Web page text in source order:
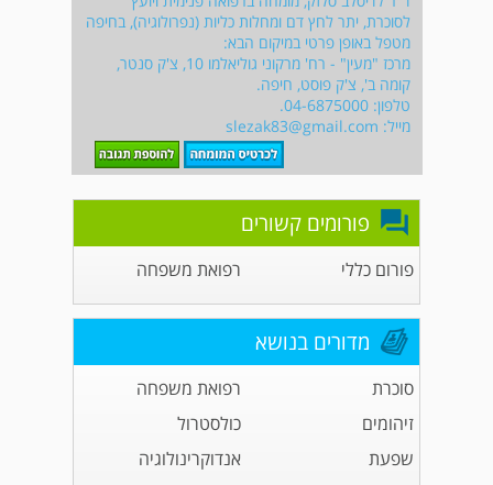
לסוכרת, יתר לחץ דם ומחלות כליות (נפרולוגיה), בחיפה
מטפל באופן פרטי במיקום הבא:
מרכז "מעין" - רח' מרקוני גוליאלמו 10, צ'ק סנטר,
קומה ב', צ'ק פוסט, חיפה.
טלפון: 04-6875000.
מייל: slezak83@gmail.com
פורומים קשורים
פורום כללי רפואת משפחה
מדורים בנושא
סוכרת
רפואת משפחה
זיהומים
כולסטרול
שפעת
אנדוקרינולוגיה